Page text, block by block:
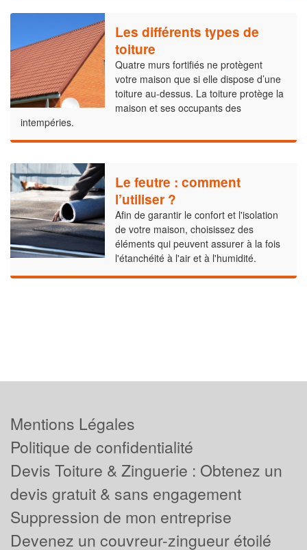
Les différents types de
toiture
Quatre murs fortifiés ne protègent
votre maison que si elle dispose d’une
toiture au-dessus. La toiture protège la
maison et ses occupants des
intempéries.
Le feutre : comment
l’utiliser ?
Afin de garantir le confort et l'isolation
de votre maison, choisissez des
éléments qui peuvent assurer à la fois
l'étanchéité à l'air et à l'humidité.
Mentions Légales
Politique de confidentialité
Devis Toiture & Zinguerie : Obtenez un
devis gratuit & sans engagement
Suppression de mon entreprise
Devenez un couvreur-zingueur étoilé